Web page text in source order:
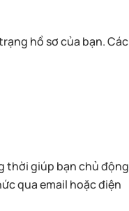
hồ sơ của bạn. Các
thời giúp bạn chủ động
qua email hoặc điện